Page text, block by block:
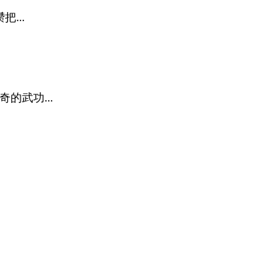
把...
的武功...